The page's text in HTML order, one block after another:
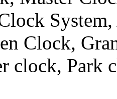
Clock,
clock, Park